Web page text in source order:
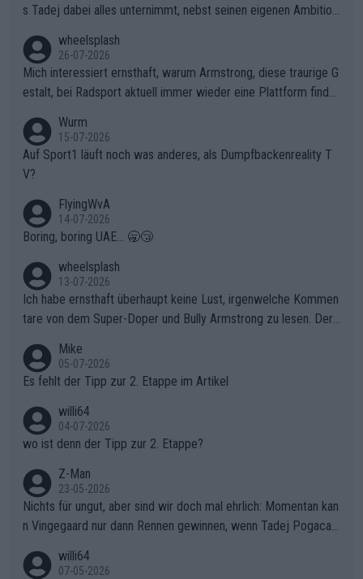
s Tadej dabei alles unternimmt, nebst seinen eigenen Ambition
ganze Team auch mental stark zu machen und konkret am Erf
olg teilzuhaben, ist ihm ganz hoch anzurechnen. Das ist ein Zei
chen weit über den Radsport hinaus.
wheelsplash
26-07-2026
Mich interessiert ernsthaft, warum Armstrong, diese traurige G
estalt, bei Radsport aktuell immer wieder eine Plattform finde
Wurm
15-07-2026
Auf Sport1 läuft noch was anderes, als Dumpfbackenreality T
V?
FlyingWvA
14-07-2026
Boring, boring UAE... 🥱😴
wheelsplash
13-07-2026
Ich habe ernsthaft überhaupt keine Lust, irgenwelche Kommen
tare von dem Super-Doper und Bully Armstrong zu lesen. Der
r die gehört nicht in dieses Medium!
Mike
05-07-2026
Es fehlt der Tipp zur 2. Etappe im Artikel
willi64
04-07-2026
wo ist denn der Tipp zur 2. Etappe?
Z-Man
23-05-2026
Nichts für ungut, aber sind wir doch mal ehrlich: Momentan kan
n Vingegaard nur dann Rennen gewinnen, wenn Tadej Pogacar
willi64
07-05-2026